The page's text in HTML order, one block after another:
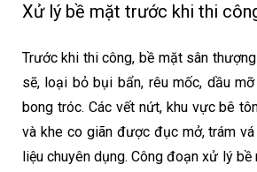
Xử lý bề mặt trước khi thi
Trước khi thi công, bề mặt sân
sẽ, loại bỏ bụi bẩn, rêu mốc, dầu
bong tróc. Các vết nứt, khu vực bê
và khe co giãn được đục mở, trám
liệu chuyên dụng. Công đoạn xử lý